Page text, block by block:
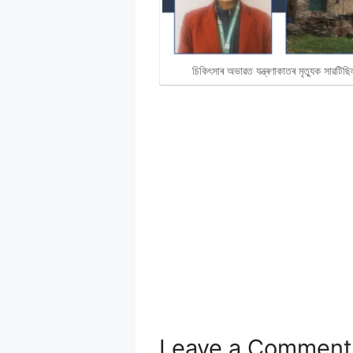
চিকিৎসাৰ অভাৱত যন্ত্ৰণাকাতৰ মৃত্যুক
Leave a Comment